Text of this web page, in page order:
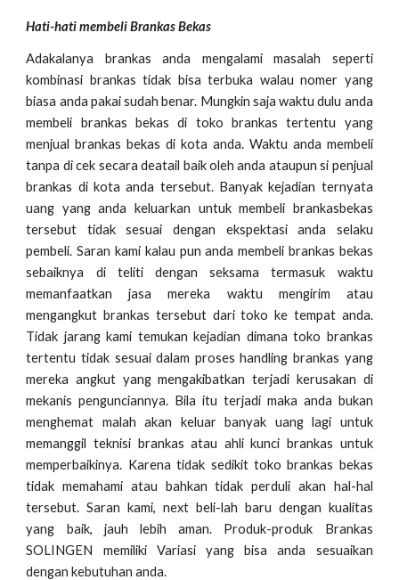
Hati-hati membeli Brankas Bekas
Adakalanya brankas anda mengalami masalah seperti
kombinasi brankas tidak bisa terbuka walau nomer yang
biasa anda pakai sudah benar. Mungkin saja waktu dulu anda
membeli brankas bekas di toko brankas tertentu yang
menjual brankas bekas di kota anda. Waktu anda membeli
tanpa di cek secara deatail baik oleh anda ataupun si penjual
brankas di kota anda tersebut. Banyak kejadian ternyata
uang yang anda keluarkan untuk membeli brankasbekas
tersebut tidak sesuai dengan ekspektasi anda selaku
pembeli. Saran kami kalau pun anda membeli brankas bekas
sebaiknya di teliti dengan seksama termasuk waktu
memanfaatkan jasa mereka waktu mengirim atau
mengangkut brankas tersebut dari toko ke tempat anda.
Tidak jarang kami temukan kejadian dimana toko brankas
tertentu tidak sesuai dalam proses handling brankas yang
mereka angkut yang mengakibatkan terjadi kerusakan di
mekanis pengunciannya. Bila itu terjadi maka anda bukan
menghemat malah akan keluar banyak uang lagi untuk
memanggil teknisi brankas atau ahli kunci brankas untuk
memperbaikinya. Karena tidak sedikit toko brankas bekas
tidak memahami atau bahkan tidak perduli akan hal-hal
tersebut. Saran kami, next beli-lah baru dengan kualitas
yang baik, jauh lebih aman. Produk-produk Brankas
SOLINGEN memiliki Variasi yang bisa anda sesuaikan
dengan kebutuhan anda.